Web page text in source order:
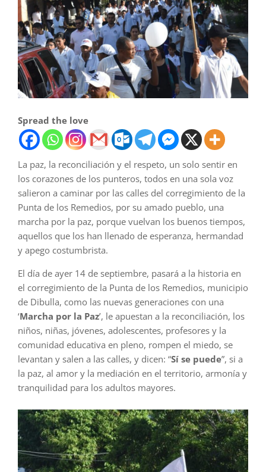
Spread the love
La paz, la reconciliación y el respeto, un solo sentir en
los corazones de los punteros, todos en una sola voz
salieron a caminar por las calles del corregimiento de la
Punta de los Remedios, por su amado pueblo, una
marcha por la paz, porque vuelvan los buenos tiempos,
aquellos que los han llenado de esperanza, hermandad
y apego costumbrista.
El día de ayer 14 de septiembre, pasará a la historia en
el corregimiento de la Punta de los Remedios, municipio
de Dibulla, como las nuevas generaciones con una
‘Marcha por la Paz’, le apuestan a la reconciliación, los
niños, niñas, jóvenes, adolescentes, profesores y la
comunidad educativa en pleno, rompen el miedo, se
levantan y salen a las calles, y dicen: “Sí se puede”, si a
la paz, al amor y la mediación en el territorio, armonía y
tranquilidad para los adultos mayores.